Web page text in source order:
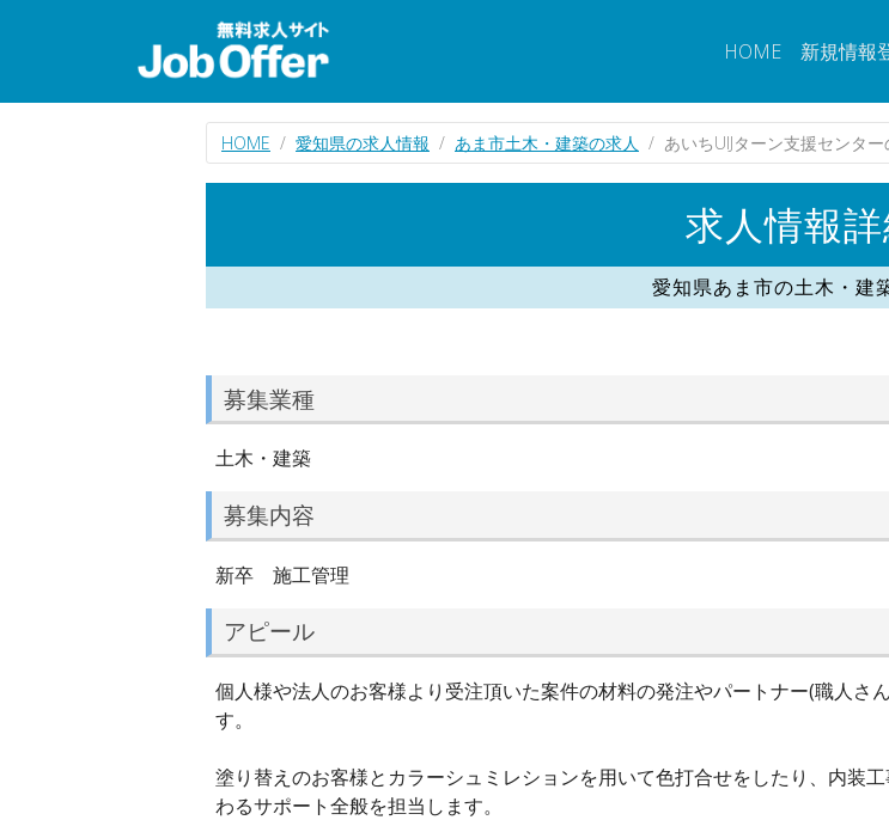
HOME 新規情報
HOME 愛知県の求人情報 あま市土木・建築の求人 あいちUIJターン支援センター
求人情報
愛知県あま市の土木・建
募集業種
土木・建築
募集内容
新卒 施工管理
アピール
個人様や法人のお客様より受注頂いた案件の材料の発注やパートナー(職人さ
す。
塗り替えのお客様とカラーシュミレションを用いて色打合せをしたり、内装
わるサポート全般を担当します。